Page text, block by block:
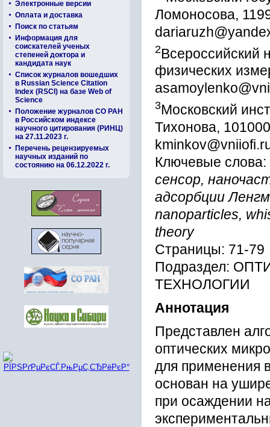
Электронные версии
Оплата и доставка
Поиск по статьям
Информация для
соискателей ученых
степеней доктора и
кандидата наук
Список журналов вошедших
в Russian Science Citation
Index (RSCI) на базе Web of
Science
Положение журналов СО РАН
в Российском индексе
научного цитирования (РИНЦ)
на 27.11.2023 г.
Перечень рецензируемых
научных изданий по
состоянию на 06.12.2022 г.
Ломоносова,
2Всероссийский
физических
3Московский
Тихонова,
Ключевые слова:
сенсор,
адсорбции
nanoparticles,
theory
Страницы: 71-79
Подраздел:
ТЕХНОЛОГИИ
Аннотация
Представлен
оптических
для применения
основан на
при осаждении